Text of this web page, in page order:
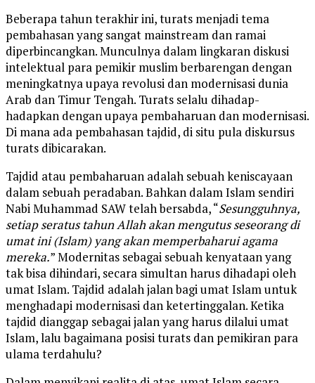
Beberapa tahun terakhir ini, turats menjadi tema
pembahasan yang sangat mainstream dan ramai
diperbincangkan. Munculnya dalam lingkaran diskusi
intelektual para pemikir muslim berbarengan dengan
meningkatnya upaya revolusi dan modernisasi dunia
Arab dan Timur Tengah. Turats selalu dihadap-
hadapkan dengan upaya pembaharuan dan modernisasi.
Di mana ada pembahasan tajdid, di situ pula diskursus
turats dibicarakan.
Tajdid atau pembaharuan adalah sebuah keniscayaan
dalam sebuah peradaban. Bahkan dalam Islam sendiri
Nabi Muhammad SAW telah bersabda, “Sesungguhnya,
setiap seratus tahun Allah akan mengutus seseorang di
umat ini (Islam) yang akan memperbaharui agama
mereka.” Modernitas sebagai sebuah kenyataan yang
tak bisa dihindari, secara simultan harus dihadapi oleh
umat Islam. Tajdid adalah jalan bagi umat Islam untuk
menghadapi modernisasi dan ketertinggalan. Ketika
tajdid dianggap sebagai jalan yang harus dilalui umat
Islam, lalu bagaimana posisi turats dan pemikiran para
ulama terdahulu?